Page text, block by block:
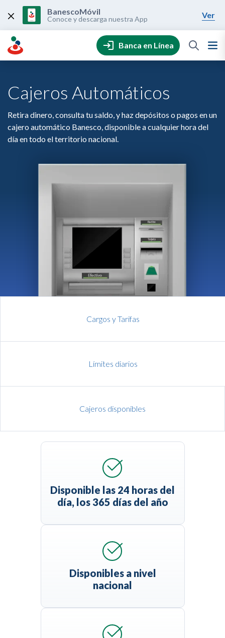
content
BanescoMóvil
Conoce y descarga nuestra App Ver
Banca en Línea
Cajeros Automáticos
Retira dinero, consulta tu saldo, y haz depósitos o pagos en un
cajero automático Banesco, disponible a cualquier hora del
día en todo el territorio nacional.
Cargos y Tarifas
Límites diarios
Cajeros disponibles
Disponible las 24 horas del
día, los 365 días del año
Disponibles a nivel
nacional